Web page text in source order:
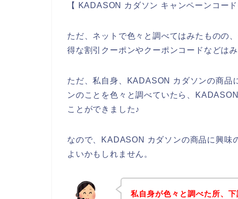
【 KADASON カダソン キャンペーンコー
ただ、ネットで色々と調べてはみたものの
得な割引クーポンやクーポンコードなどは
ただ、私自身、KADASON カダソンの商品
ンのことを色々と調べていたら、
ことができました♪
なので、KADASON カダソンの商品に興味
よいかもしれません。
私自身が色々と調べた所、